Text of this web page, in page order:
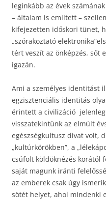
leginkább az évek
– általam is említett –
kifejezetten időskori tünet,
„szórakoztató
tért veszít az önképzés, sőt
igazán.
Ami a személyes identitást
egzisztenciális identitás
érintett a civilizáció
visszatekintünk az elmúlt
egészségkultusz divat volt,
„kultúrkörökben”, a
csúfolt köldöknézés korától
saját magunk iránti
az emberek csak úgy
sötét helyet, ahol mindenki